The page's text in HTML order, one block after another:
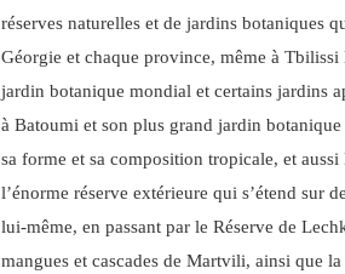
réserves naturelles et de jardins botaniques
Géorgie et chaque province, même à Tbilissi
jardin botanique mondial et certains jardins
à Batoumi et son plus grand jardin
sa forme et sa composition tropicale, et
l’énorme réserve extérieure qui s’étend sur
lui-même, en passant par le Réserve de
mangues et cascades de Martvili, ainsi que